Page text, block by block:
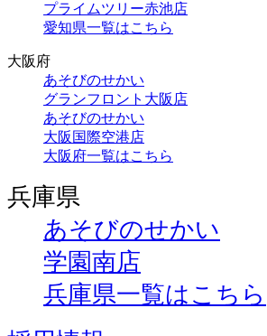
プライムツリー赤池店
愛知県一覧はこちら
大阪府
あそびのせかい
グランフロント大阪店
あそびのせかい
大阪国際空港店
大阪府一覧はこちら
兵庫県
あそびのせかい
学園南店
兵庫県一覧はこちら